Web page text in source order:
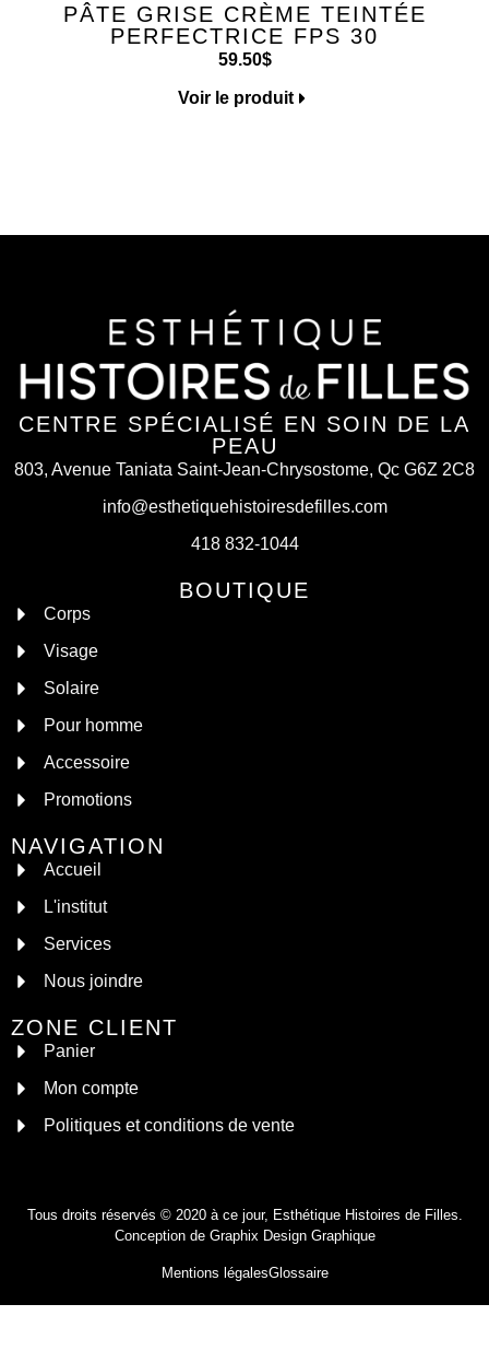
PÂTE GRISE CRÈME TEINTÉE
PERFECTRICE FPS 30
59.50$
Voir le produit
CENTRE SPÉCIALISÉ EN SOIN DE LA
PEAU
803, Avenue Taniata Saint-Jean-Chrysostome, Qc G6Z 2C8
info@esthetiquehistoiresdefilles.com
418 832-1044
BOUTIQUE
Corps
Visage
Solaire
Pour homme
Accessoire
Promotions
NAVIGATION
Accueil
L'institut
Services
Nous joindre
ZONE CLIENT
Panier
Mon compte
Politiques et conditions de vente
Tous droits réservés © 2020 à ce jour, Esthétique Histoires de Filles.
Conception de Graphix Design Graphique
Mentions légalesGlossaire